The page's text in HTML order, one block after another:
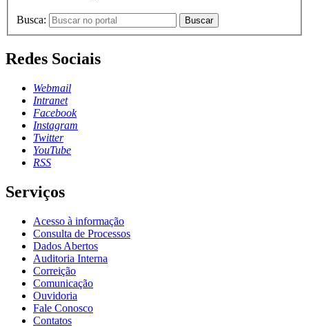
Busca: Buscar
Redes Sociais
Webmail
Intranet
Facebook
Instagram
Twitter
YouTube
RSS
Serviços
Acesso à informação
Consulta de Processos
Dados Abertos
Auditoria Interna
Correição
Comunicação
Ouvidoria
Fale Conosco
Contatos